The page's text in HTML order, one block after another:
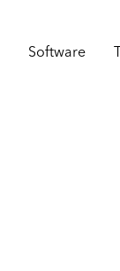
Software